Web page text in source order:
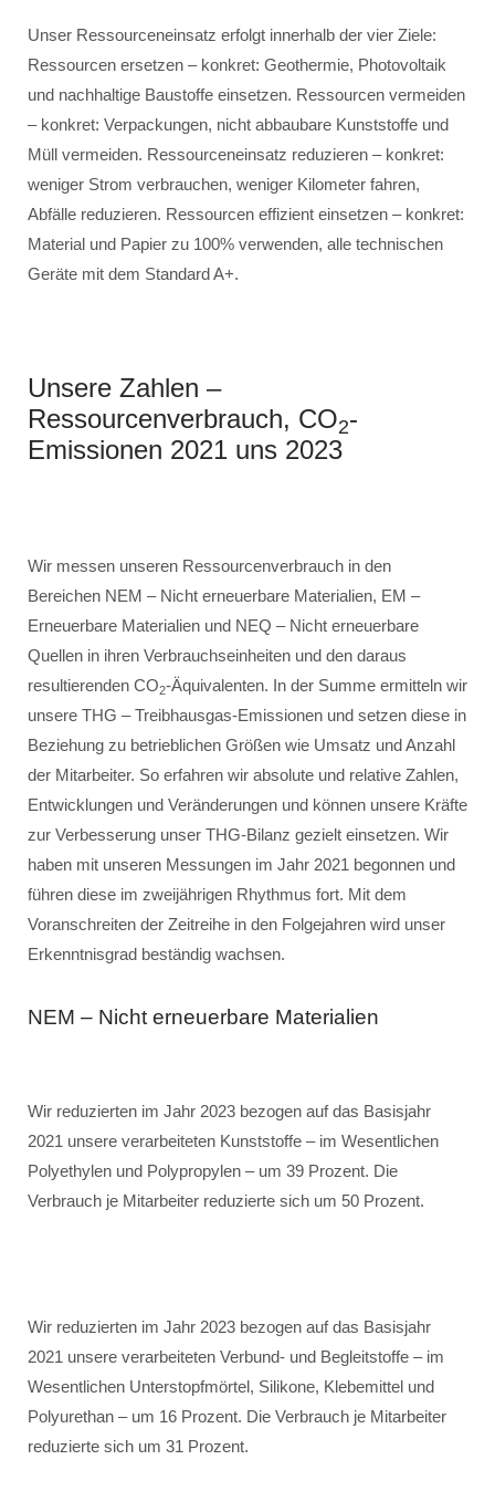
Unser Ressourceneinsatz erfolgt innerhalb der vier Ziele:
Ressourcen ersetzen – konkret: Geothermie, Photovoltaik
und nachhaltige Baustoffe einsetzen. Ressourcen vermeiden
– konkret: Verpackungen, nicht abbaubare Kunststoffe und
Müll vermeiden. Ressourceneinsatz reduzieren – konkret:
weniger Strom verbrauchen, weniger Kilometer fahren,
Abfälle reduzieren. Ressourcen effizient einsetzen – konkret:
Material und Papier zu 100% verwenden, alle technischen
Geräte mit dem Standard A+.
Unsere Zahlen –
Ressourcenverbrauch, CO2-
Emissionen 2021 uns 2023
Wir messen unseren Ressourcenverbrauch in den
Bereichen NEM – Nicht erneuerbare Materialien, EM –
Erneuerbare Materialien und NEQ – Nicht erneuerbare
Quellen in ihren Verbrauchseinheiten und den daraus
resultierenden CO2-Äquivalenten. In der Summe ermitteln wir
unsere THG – Treibhausgas-Emissionen und setzen diese in
Beziehung zu betrieblichen Größen wie Umsatz und Anzahl
der Mitarbeiter. So erfahren wir absolute und relative Zahlen,
Entwicklungen und Veränderungen und können unsere Kräfte
zur Verbesserung unser THG-Bilanz gezielt einsetzen. Wir
haben mit unseren Messungen im Jahr 2021 begonnen und
führen diese im zweijährigen Rhythmus fort. Mit dem
Voranschreiten der Zeitreihe in den Folgejahren wird unser
Erkenntnisgrad beständig wachsen.
NEM – Nicht erneuerbare Materialien
Wir reduzierten im Jahr 2023 bezogen auf das Basisjahr
2021 unsere verarbeiteten Kunststoffe – im Wesentlichen
Polyethylen und Polypropylen – um 39 Prozent. Die
Verbrauch je Mitarbeiter reduzierte sich um 50 Prozent.
Wir reduzierten im Jahr 2023 bezogen auf das Basisjahr
2021 unsere verarbeiteten Verbund- und Begleitstoffe – im
Wesentlichen Unterstopfmörtel, Silikone, Klebemittel und
Polyurethan – um 16 Prozent. Die Verbrauch je Mitarbeiter
reduzierte sich um 31 Prozent.